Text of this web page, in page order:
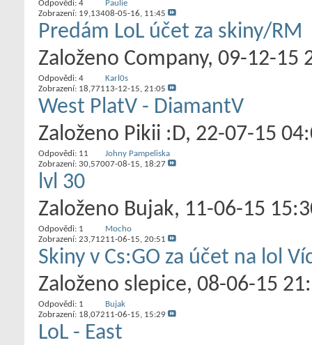
Odpovědi: 4
Zobrazení: 19,134
Paulie
08-05-16, 11:45
Predám LoL účet za skiny/RM
Založeno Company‎, 09-12-15
Odpovědi: 4
Zobrazení: 18,771
Karl0s
13-12-15, 21:05
West PlatV - DiamantV
Založeno Pikii :D‎, 22-07-15
Odpovědi: 11
Zobrazení: 30,570
Johny Pampeliska
07-08-15, 18:27
lvl 30
Založeno Bujak‎, 11-06-15
Odpovědi: 1
Zobrazení: 23,712
Mocho
11-06-15, 20:51
Skiny v Cs:GO za účet na lol
Založeno slepice‎, 08-06-15
Odpovědi: 1
Zobrazení: 18,072
Bujak
11-06-15, 15:29
LoL - East